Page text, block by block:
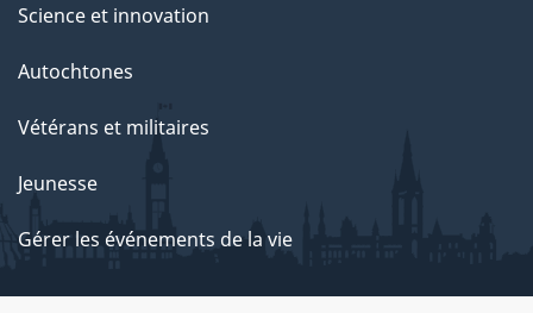
Science et innovation
Autochtones
Vétérans et militaires
Jeunesse
Gérer les événements de la vie